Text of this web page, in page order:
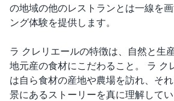
の地域の他のレストランとは一線を
ング体験を提供します。
ラ クレリエールの特徴は、自然と生
地元産の食材にこだわること。 ラ ク
は自ら食材の産地や農場を訪れ、そ
景にあるストーリーを真に理解して